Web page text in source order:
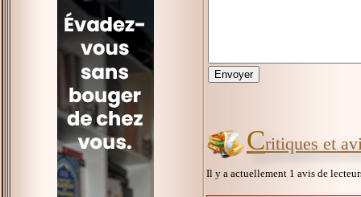
Critiques et
Il y a actuellement 1 avis de